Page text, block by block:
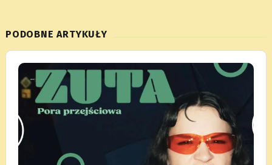
PODOBNE ARTYKUŁY